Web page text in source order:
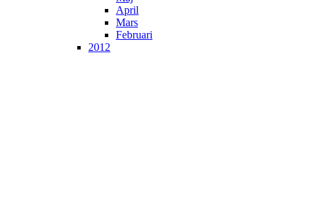
April
Mars
Februari
2012